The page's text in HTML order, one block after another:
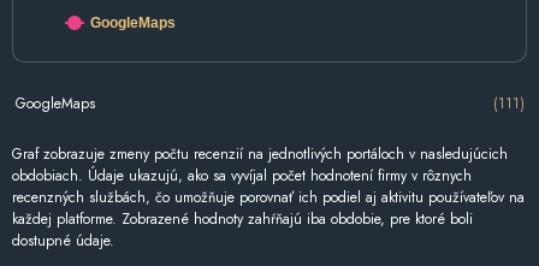
GoogleMaps
GoogleMaps (111)
Graf zobrazuje zmeny počtu recenzií na jednotlivých portáloch v nasledujúcich
obdobiach. Údaje ukazujú, ako sa vyvíjal počet hodnotení firmy v rôznych
recenzných službách, čo umožňuje porovnať ich podiel aj aktivitu používateľov na
každej platforme. Zobrazené hodnoty zahŕňajú iba obdobie, pre ktoré boli
dostupné údaje.